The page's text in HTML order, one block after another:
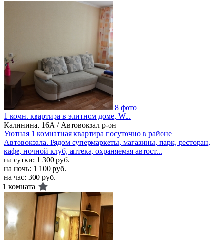
8 фото
1 комн. квартира в элитном доме, W...
Калинина, 16А / Автовокзал р-он
Уютная 1 комнатная квартира посуточно в районе
Автовокзала. Рядом супермаркеты, магазины, парк, ресторан,
кафе, ночной клуб, аптека, охраняемая автост...
на сутки: 1 300 руб.
на ночь: 1 100 руб.
на час: 300 руб.
1 комната